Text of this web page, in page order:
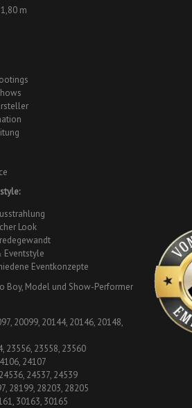
1,80 m
Look
Eventstyle
Eventkonzepte
Boy, Model und Show-Performer
20099, 20144, 20146, 20148,
23556, 23558, 23560
24107
24537, 24539
28199, 28203, 28205
30163, 30165